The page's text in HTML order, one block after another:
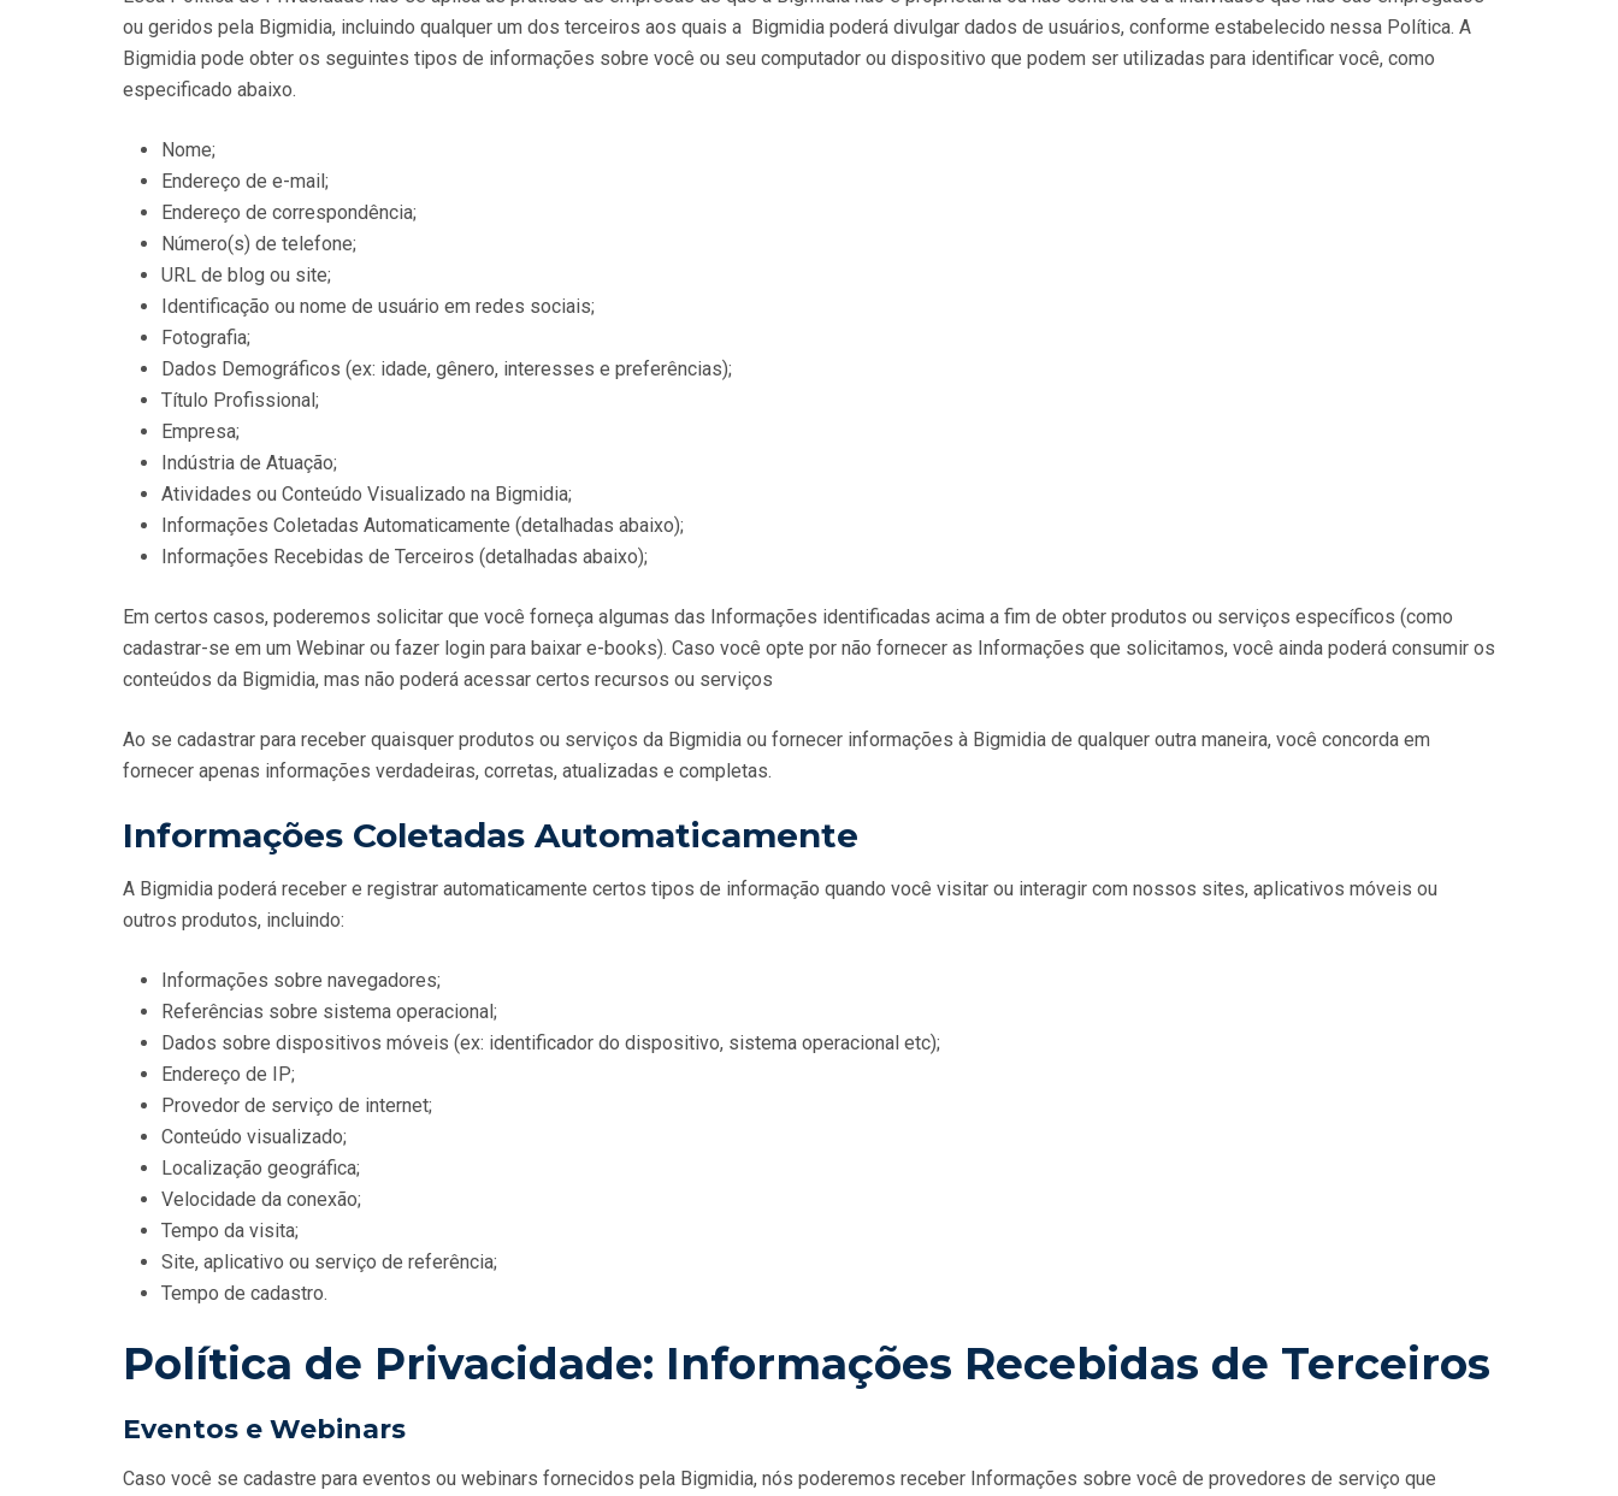
ou geridos pela Bigmidia, incluindo qualquer um dos terceiros aos quais a Bigmidia poderá divulgar dados de usuários, conforme estabelecido nessa Política. A
Bigmidia pode obter os seguintes tipos de informações sobre você ou seu computador ou dispositivo que podem ser utilizadas para identificar você, como
especificado abaixo.
Nome;
Endereço de e-mail;
Endereço de correspondência;
Número(s) de telefone;
URL de blog ou site;
Identificação ou nome de usuário em redes sociais;
Fotografia;
Dados Demográficos (ex: idade, gênero, interesses e preferências);
Título Profissional;
Empresa;
Indústria de Atuação;
Atividades ou Conteúdo Visualizado na Bigmidia;
Informações Coletadas Automaticamente (detalhadas abaixo);
Informações Recebidas de Terceiros (detalhadas abaixo);
Em certos casos, poderemos solicitar que você forneça algumas das Informações identificadas acima a fim de obter produtos ou serviços específicos (como
cadastrar-se em um Webinar ou fazer login para baixar e-books). Caso você opte por não fornecer as Informações que solicitamos, você ainda poderá consumir os
conteúdos da Bigmidia, mas não poderá acessar certos recursos ou serviços
Ao se cadastrar para receber quaisquer produtos ou serviços da Bigmidia ou fornecer informações à Bigmidia de qualquer outra maneira, você concorda em
fornecer apenas informações verdadeiras, corretas, atualizadas e completas.
Informações Coletadas Automaticamente
A Bigmidia poderá receber e registrar automaticamente certos tipos de informação quando você visitar ou interagir com nossos sites, aplicativos móveis ou
outros produtos, incluindo:
Informações sobre navegadores;
Referências sobre sistema operacional;
Dados sobre dispositivos móveis (ex: identificador do dispositivo, sistema operacional etc);
Endereço de IP;
Provedor de serviço de internet;
Conteúdo visualizado;
Localização geográfica;
Velocidade da conexão;
Tempo da visita;
Site, aplicativo ou serviço de referência;
Tempo de cadastro.
Política de Privacidade: Informações Recebidas de Terceiros
Eventos e Webinars
Caso você se cadastre para eventos ou webinars fornecidos pela Bigmidia, nós poderemos receber Informações sobre você de provedores de serviço que